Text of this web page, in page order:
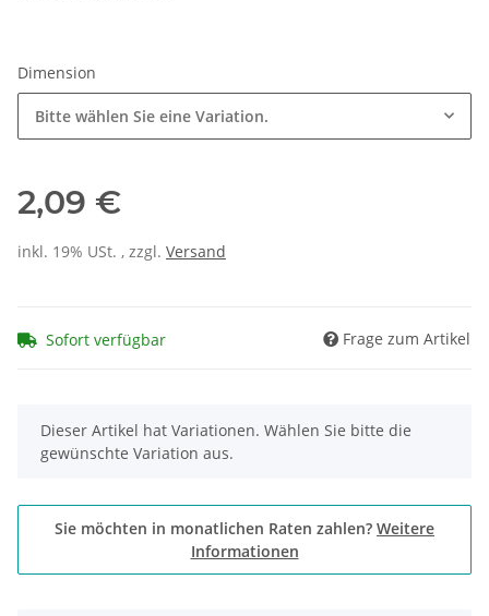
Dimension
Bitte wählen Sie eine Variation.
2,09 €
inkl. 19% USt. , zzgl. Versand
Sofort verfügbar Frage zum Artikel
x
Dieser Artikel hat Variationen. Wählen Sie bitte die
gewünschte Variation aus.
Sie möchten in monatlichen Raten zahlen? Weitere
Informationen